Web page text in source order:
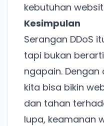
kebutuhan
Kesimpulan
Serangan DDoS
tapi bukan
ngapain.
kita bisa bikin
dan tahan
lupa, keamanan